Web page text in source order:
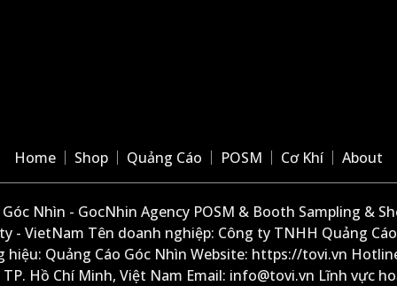
Home Shop Quảng Cáo POSM Cơ Khí About
Nhìn - GocNhin Agency POSM & Booth Sampling &
- VietNam Tên doanh nghiệp: Công ty TNHH Quảng
Quảng Cáo Góc Nhìn Website: https://tovi.vn
Hồ Chí Minh, Việt Nam Email: info@tovi.vn Lĩnh vực